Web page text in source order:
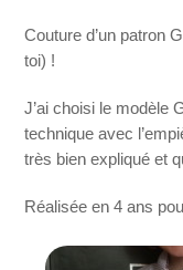
Couture d’un patron
toi) !
J’ai choisi le modèle
technique avec
très bien expliqué et
Réalisée en 4 ans